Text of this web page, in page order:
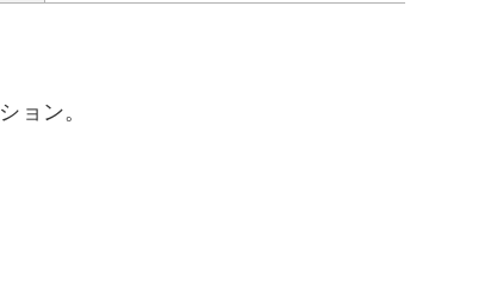
ョン。